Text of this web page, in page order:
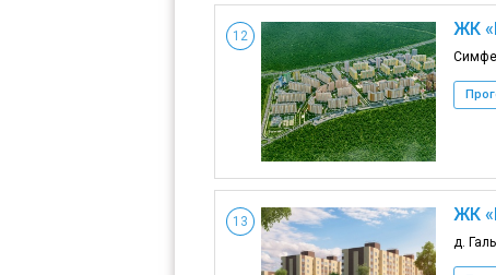
12 ЖК
13 ЖК
д.